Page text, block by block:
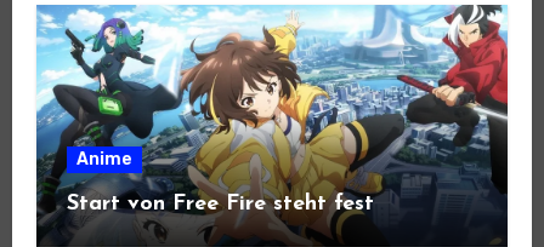
Anime
Start von Free Fire steht fest